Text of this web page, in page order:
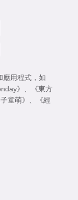
應用程式，如
》
《東方
童萌》
《經